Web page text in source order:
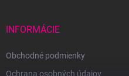
INFORMÁCIE
Obchodné podmienky
Ochrana osobných údajov